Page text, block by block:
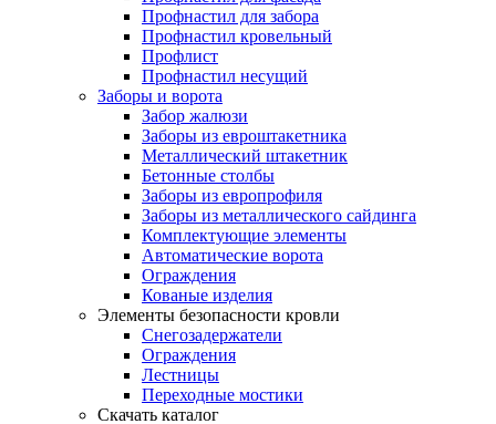
Профнастил для забора
Профнастил кровельный
Профлист
Профнастил несущий
Заборы и ворота
Забор жалюзи
Заборы из евроштакетника
Металлический штакетник
Бетонные столбы
Заборы из европрофиля
Заборы из металлического сайдинга
Комплектующие элементы
Автоматические ворота
Ограждения
Кованые изделия
Элементы безопасности кровли
Снегозадержатели
Ограждения
Лестницы
Переходные мостики
Скачать каталог